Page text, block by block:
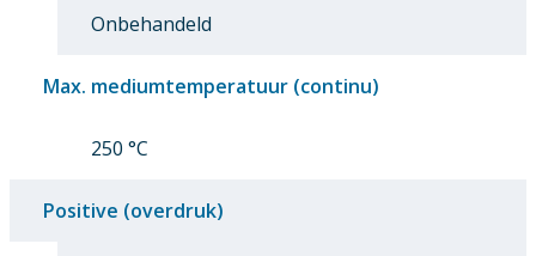
Onbehandeld
Max. mediumtemperatuur (continu)
250 °C
Positive (overdruk)